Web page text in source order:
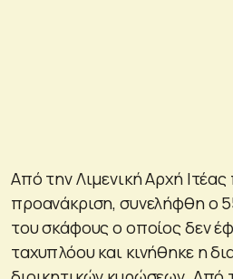
Από την Λιμενική Αρχή Ιτέας
προανάκριση, συνελήφθη ο
του σκάφους ο οποίος δεν
ταχυπλόου και κινήθηκε η